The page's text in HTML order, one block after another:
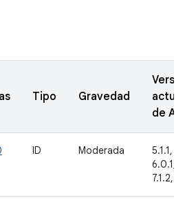
Tipo Gravedad
de
ID Moderada
5.1.1,
6.0.1,
7.1.2,